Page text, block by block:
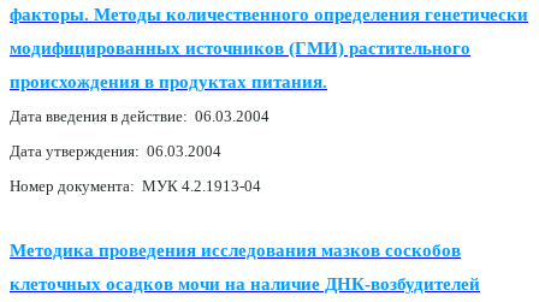
факторы. Методы количественного определения генетически
модифицированных источников (ГМИ) растительного
происхождения в продуктах питания.
Дата введения в действие: 06.03.2004
Дата утверждения: 06.03.2004
Номер документа: МУК 4.2.1913-04
Методика проведения исследования мазков соскобов
клеточных осадков мочи на наличие ДНК-возбудителей